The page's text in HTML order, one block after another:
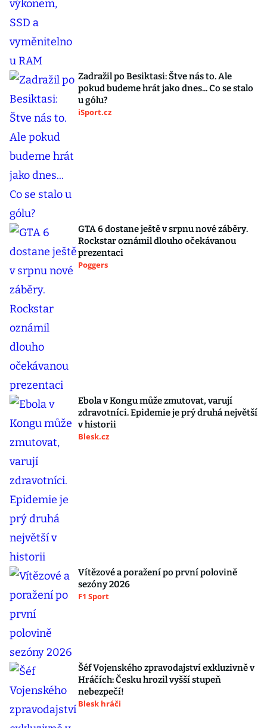
Zadražil po Besiktasi: Štve nás to. Ale
pokud budeme hrát jako dnes... Co se stalo
u gólu?
iSport.cz
GTA 6 dostane ještě v srpnu nové záběry.
Rockstar oznámil dlouho očekávanou
prezentaci
Poggers
Ebola v Kongu může zmutovat, varují
zdravotníci. Epidemie je prý druhá největší
v historii
Blesk.cz
Vítězové a poražení po první polovině
sezóny 2026
F1 Sport
Šéf Vojenského zpravodajství exkluzivně v
Hráčích: Česku hrozil vyšší stupeň
nebezpečí!
Blesk hráči